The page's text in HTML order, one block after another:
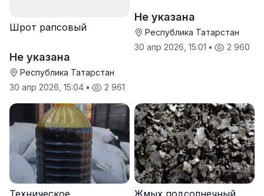
Шрот рапсовый
Не указана
Республика Татарстан
30 апр 2026, 15:04 • 2 961
Не указана
Республика Татарстан
30 апр 2026, 15:01 • 2 960